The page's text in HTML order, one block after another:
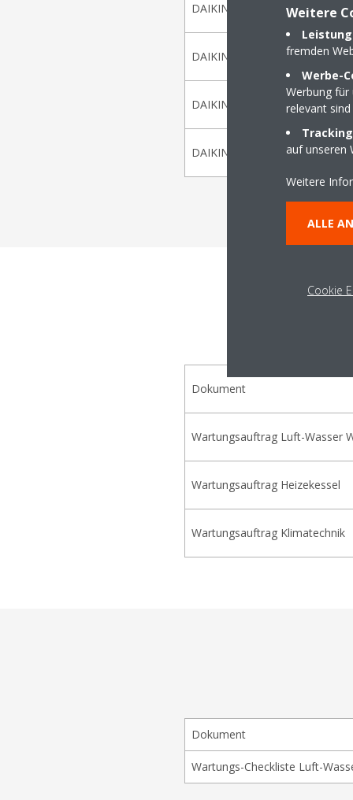
DAIKIN Komplettsysteme Air
DAIKIN Kaltwassersätze &
DAIKIN VRV und Klimageräte
DAIKIN Kaltwassersätze &
Dokument
Wartungsauftrag Luft-Wasser
Wartungsauftrag Heizekessel
Wartungsauftrag Klimatechnik
Dokument
Wartungs-Checkliste Luft-
Weitere
fremden
Werbe-
Werbung für
relevant sind
Tracking
auf unseren
Weitere
ALLE
Cookie